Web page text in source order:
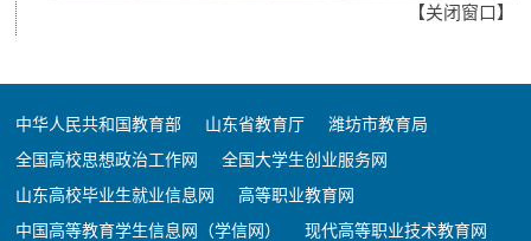
【关闭窗口 】
中华人民共和国教育部 山东省教育厅
潍坊市教育局
全国高校思想政治工作网
全国大学生创业服务网
山东高校毕业生就业信息网
高等职业教育网
中国高等教育学生信息网（学信网）
现代高等职业技术教育网